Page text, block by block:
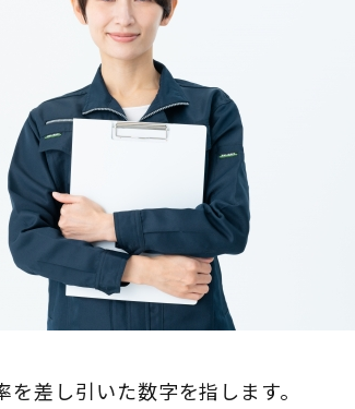
差し引いた数字を指します。